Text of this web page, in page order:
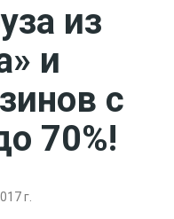
из
и
с
70%!
г.